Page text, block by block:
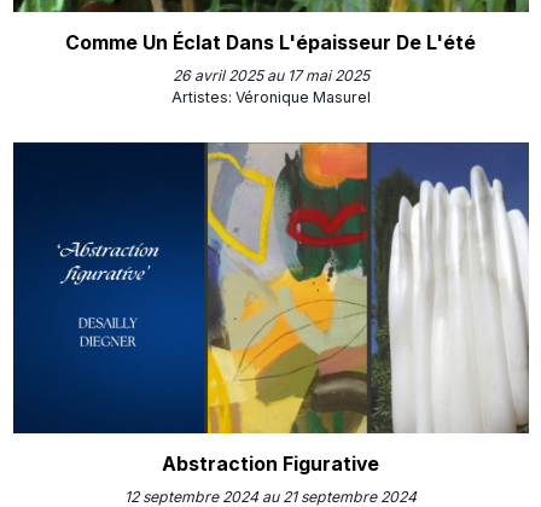
Comme Un Éclat Dans L'épaisseur De L'été
26 avril 2025 au 17 mai 2025
Artistes: Véronique Masurel
Abstraction Figurative
12 septembre 2024 au 21 septembre 2024